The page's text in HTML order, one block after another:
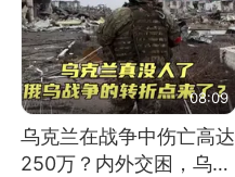
08:09
乌克兰在战争中伤亡高达
250万？内外交困，乌克